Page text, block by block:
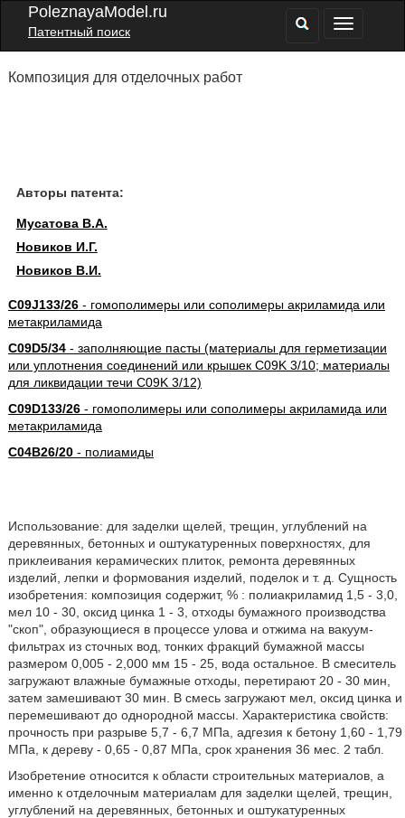
PoleznayaModel.ru
Патентный поиск
Композиция для отделочных работ
Авторы патента:
Мусатова В.А.
Новиков И.Г.
Новиков В.И.
C09J133/26- гомополимеры или сополимеры акриламида или
метакриламида
C09D5/34- заполняющие пасты (материалы для герметизации
или уплотнения соединений или крышек C09K 3/10; материалы
для ликвидации течи C09K 3/12)
C09D133/26- гомополимеры или сополимеры акриламида или
метакриламида
C04B26/20- полиамиды
Использование: для заделки щелей, трещин, углублений на
деревянных, бетонных и оштукатуренных поверхностях, для
приклеивания керамических плиток, ремонта деревянных
изделий, лепки и формования изделий, поделок и т. д. Сущность
изобретения: композиция содержит, % : полиакриламид 1,5 - 3,0,
мел 10 - 30, оксид цинка 1 - 3, отходы бумажного производства
"скоп", образующиеся в процессе улова и отжима на вакуум-
фильтрах из сточных вод, тонких фракций бумажной массы
размером 0,005 - 2,000 мм 15 - 25, вода остальное. В смеситель
загружают влажные бумажные отходы, перетирают 20 - 30 мин,
затем замешивают 30 мин. В смесь загружают мел, оксид цинка и
перемешивают до однородной массы. Характеристика свойств:
прочность при разрыве 5,7 - 6,7 МПа, адгезия к бетону 1,60 - 1,79
МПа, к дереву - 0,65 - 0,87 МПа, срок хранения 36 мес. 2 табл.
Изобретение относится к области строительных материалов, а
именно к отделочным материалам для заделки щелей, трещин,
углублений на деревянных, бетонных и оштукатуренных